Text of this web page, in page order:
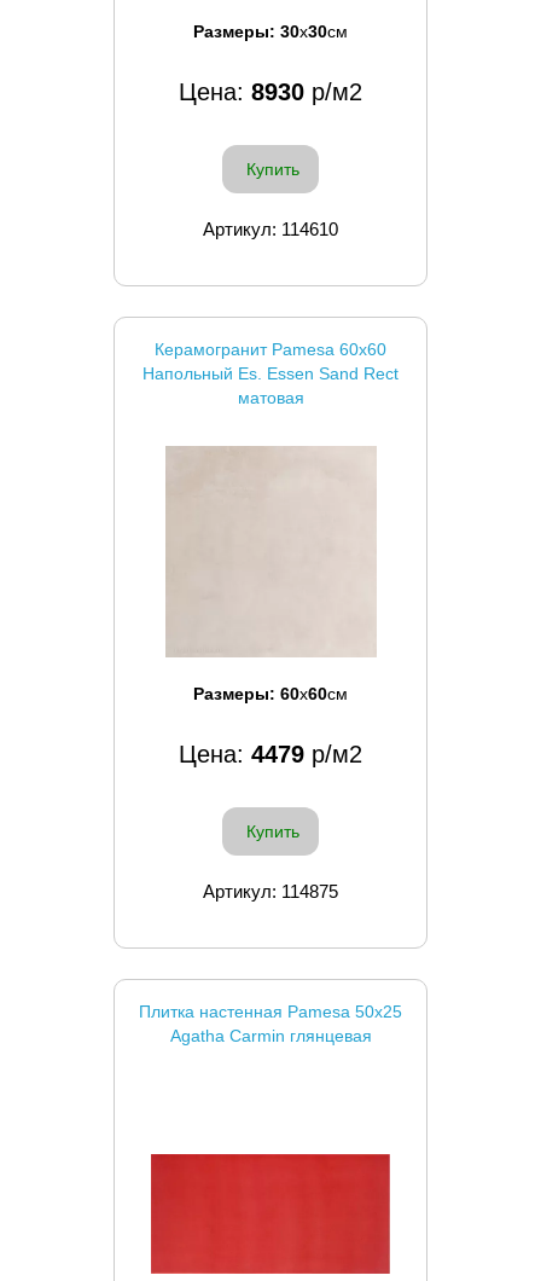
Размеры: 30x30см
Цена: 8930 р/м2
Купить
Артикул: 114610
Керамогранит Pamesa 60x60
Напольный Es. Essen Sand Rect
матовая
Размеры: 60x60см
Цена: 4479 р/м2
Купить
Артикул: 114875
Плитка настенная Pamesa 50x25
Agatha Carmin глянцевая